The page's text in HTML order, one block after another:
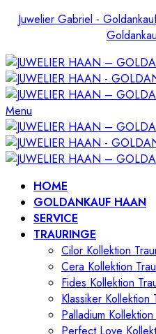
Juwelier Gabriel -
Menu
HOME
GOLDANKAUF HAAN
SERVICE
TRAURINGE
Cilor Kollektion
Cera Kollektion
Fides Kollektion
Klassiker Kollektion
Palladium